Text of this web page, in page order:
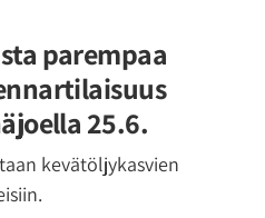
parempaa
25.6.
kevätöljykasvien